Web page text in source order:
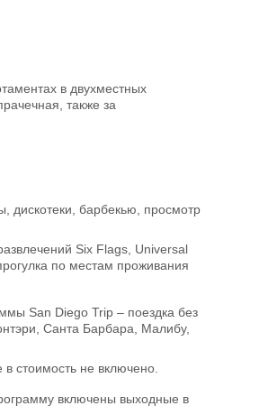
в двухместных
также за
дискотеки, барбекью, просмотр
Six Flags, Universal
по местам проживания
San Diego Trip – поездка без
Санта Барбара, Малибу,
стоимость не включено.
включены выходные в